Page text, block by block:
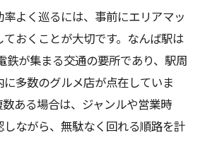
よく巡るには、事前にエリアマッ
おくことが大切です。なんば駅は
鉄が集まる交通の要所であり、駅周
多数のグルメ店が点在していま
ある場合は、ジャンルや営業時
ながら、無駄なく回れる順路を計